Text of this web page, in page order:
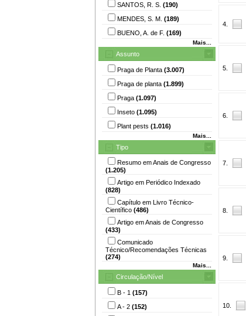
SANTOS, R. S. (190)
MENDES, S. M. (189)
BUENO, A. de F. (169)
Mais...
Assunto
Praga de Planta (3.007)
Praga de planta (1.899)
Praga (1.097)
Inseto (1.095)
Plant pests (1.016)
Mais...
Tipo
Resumo em Anais de Congresso
(1.205)
Artigo em Periódico Indexado
(828)
Capítulo em Livro Técnico-
Científico (486)
Artigo em Anais de Congresso
(433)
Comunicado
Técnico/Recomendações Técnicas
(274)
Mais...
Circulação/Nível
B - 1 (157)
A - 2 (152)
4.
5.
6.
7.
8.
9.
10.